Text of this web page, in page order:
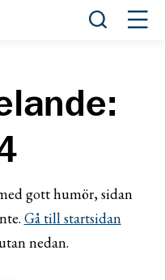
Öppna
gott humör, sidan
Gå till startsidan
nedan.